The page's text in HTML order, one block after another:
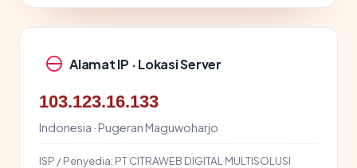
Alamat IP · Lokasi Server
103.123.16.133
Indonesia · Pugeran Maguwoharjo
ISP / Penyedia: PT CITRAWEB DIGITAL MULTISOLUSI